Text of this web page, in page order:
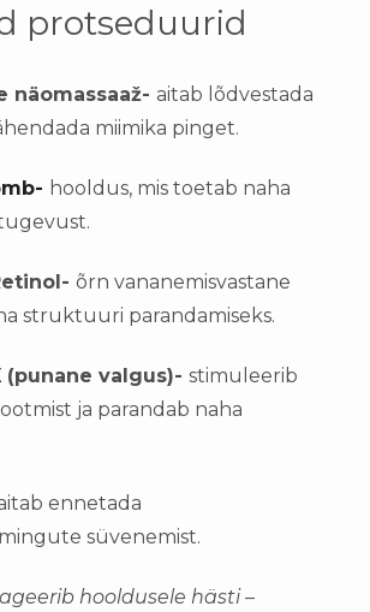
protseduurid
näomassaaž- aitab lõdvestada
miimika pinget.
hooldus, mis toetab naha
õrn vananemisvastane
struktuuri parandamiseks.
(punane valgus)- stimuleerib
ja parandab naha
ennetada
süvenemist.
hooldusele hästi –